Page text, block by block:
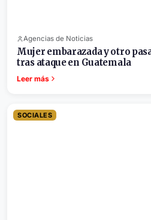
Agencias de Noticias
Mujer embarazada y otro
tras ataque en Guatemala
Leer más
SOCIALES